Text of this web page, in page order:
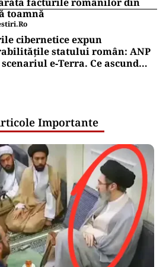
toamnă
cibernetice expun
statului român: ANP
e‑Terra. Ce ascund
Importante